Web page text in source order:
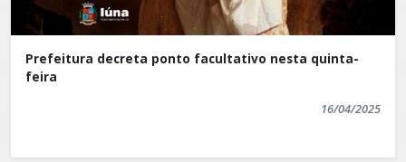
Prefeitura decreta ponto facultativo nesta quinta-
feira
16/04/2025